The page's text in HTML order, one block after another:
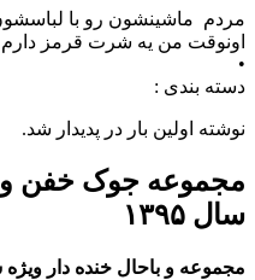
مردم ماشینشون رو با
اونوقت من یه شرت قرمز دارم
•
دسته بندی :
نوشته اولین بار در پدیدار شد.
مجموعه جوک خفن و
سال ۱۳۹۵
مجموعه و باحال خنده دار ویژه سال